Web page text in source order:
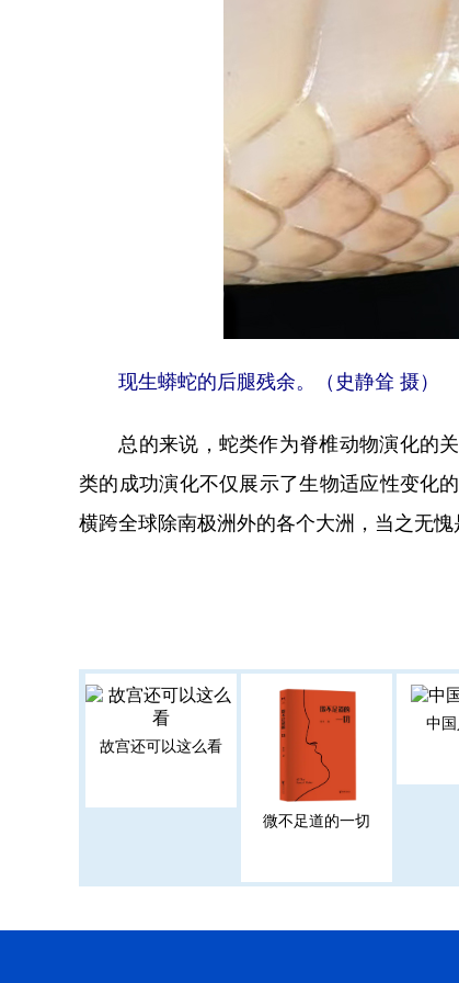
现生蟒蛇的后腿残余。（史静耸 摄）
总的来说，蛇类作为脊椎动物演化的关
类的成功演化不仅展示了生物适应性变化
横跨全球除南极洲外的各个大洲，当之无
故宫还可以这么看
微不足道的一切
中